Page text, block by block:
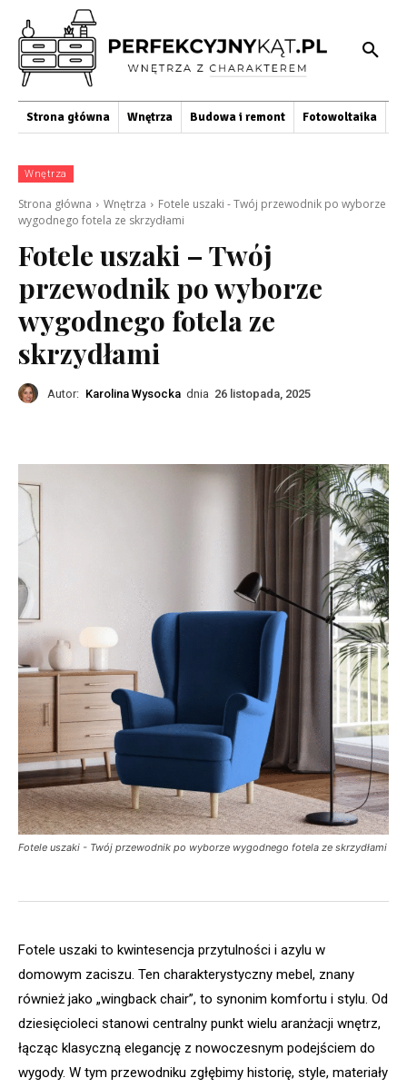
Strona główna Wnętrza Budowa i remont Fotowoltaika
Wnętrza
Strona główna Wnętrza
Fotele uszaki - Twój przewodnik po wyborze
wygodnego fotela ze skrzydłami
Fotele uszaki – Twój
przewodnik po wyborze
wygodnego fotela ze
skrzydłami
Autor: Karolina Wysocka dnia 26 listopada, 2025
Fotele uszaki - Twój przewodnik po wyborze wygodnego fotela ze skrzydłami
Fotele uszaki to kwintesencja przytulności i azylu w
domowym zaciszu. Ten charakterystyczny mebel, znany
również jako „wingback chair”, to synonim komfortu i stylu. Od
dziesięcioleci stanowi centralny punkt wielu aranżacji wnętrz,
łącząc klasyczną elegancję z nowoczesnym podejściem do
wygody. W tym przewodniku zgłębimy historię, style, materiały